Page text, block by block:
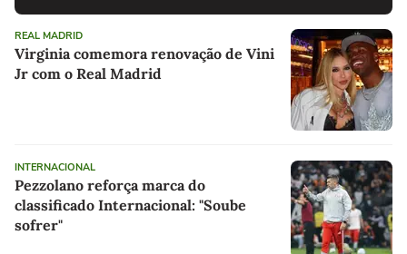
REAL MADRID
Virginia comemora renovação de Vini
Jr com o Real Madrid
INTERNACIONAL
Pezzolano reforça marca do
classificado Internacional: "Soube
sofrer"